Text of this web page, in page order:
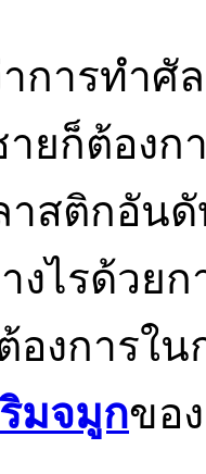
การทำศั
ยก็ต้องก
สติกอัน
งไรด้วย
องการใ
มจมูกขอ